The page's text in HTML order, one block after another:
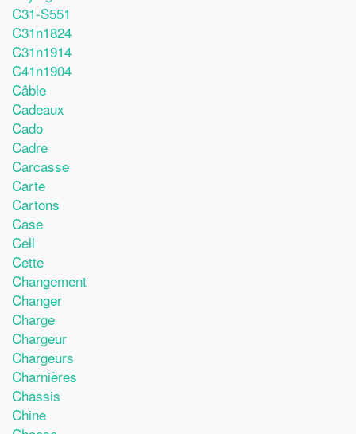
C31-S551
C31n1824
C31n1914
C41n1904
Câble
Cadeaux
Cado
Cadre
Carcasse
Carte
Cartons
Case
Cell
Cette
Changement
Changer
Charge
Chargeur
Chargeurs
Charnières
Chassis
Chine